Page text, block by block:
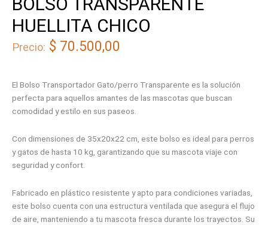
HUELLITA CHICO
Precio: $ 70.500,00
El Bolso Transportador Gato/perro Transparente es la solución
perfecta para aquellos amantes de las mascotas que buscan
comodidad y estilo en sus paseos.
Con dimensiones de 35x20x22 cm, este bolso es ideal para perros
y gatos de hasta 10 kg, garantizando que su mascota viaje con
seguridad y confort.
Fabricado en plástico resistente y apto para condiciones variadas,
este bolso cuenta con una estructura ventilada que asegura el flujo
de aire, manteniendo a tu mascota fresca durante los trayectos. Su